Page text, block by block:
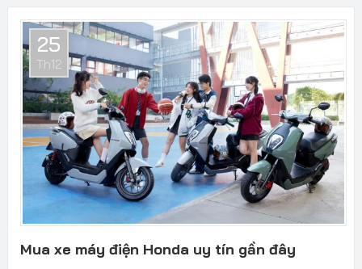
25
Th12
Mua xe máy điện Honda uy tín gần đây